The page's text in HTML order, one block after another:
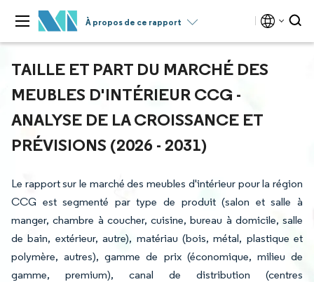
À propos de ce rapport
TAILLE ET PART DU MARCHÉ DES
MEUBLES D'INTÉRIEUR CCG -
ANALYSE DE LA CROISSANCE ET
PRÉVISIONS (2026 - 2031)
Le rapport sur le marché des meubles d'intérieur pour la région
CCG est segmenté par type de produit (salon et salle à
manger, chambre à coucher, cuisine, bureau à domicile, salle
de bain, extérieur, autre), matériau (bois, métal, plastique et
polymère, autres), gamme de prix (économique, milieu de
gamme, premium), canal de distribution (centres